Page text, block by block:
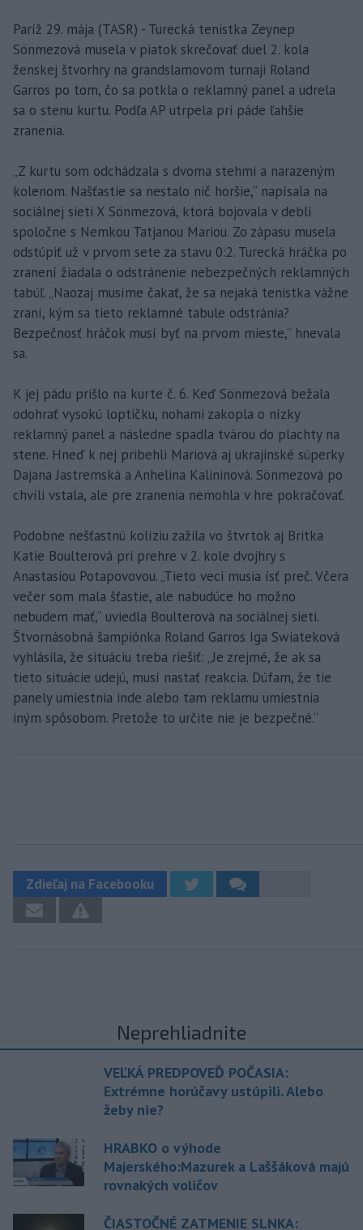
Paríž 29. mája (TASR) - Turecká tenistka Zeynep
Sönmezová musela v piatok skrečovať duel 2. kola
ženskej štvorhry na grandslamovom turnaji Roland
Garros po tom, čo sa potkla o reklamný panel a udrela
sa o stenu kurtu. Podľa AP utrpela pri páde ľahšie
zranenia.
„Z kurtu som odchádzala s dvoma stehmi a narazeným
kolenom. Našťastie sa nestalo nič horšie,“ napísala na
sociálnej sieti X Sönmezová, ktorá bojovala v debli
spoločne s Nemkou Tatjanou Mariou. Zo zápasu musela
odstúpiť už v prvom sete za stavu 0:2. Turecká hráčka po
zranení žiadala o odstránenie nebezpečných reklamných
tabúľ. „Naozaj musíme čakať, že sa nejaká tenistka vážne
zraní, kým sa tieto reklamné tabule odstránia?
Bezpečnosť hráčok musí byť na prvom mieste,“ hnevala
sa.
K jej pádu prišlo na kurte č. 6. Keď Sönmezová bežala
odohrať vysokú loptičku, nohami zakopla o nízky
reklamný panel a následne spadla tvárou do plachty na
stene. Hneď k nej pribehli Mariová aj ukrajinské súperky
Dajana Jastremská a Anhelina Kalininová. Sönmezová po
chvíli vstala, ale pre zranenia nemohla v hre pokračovať.
Podobne nešťastnú kolíziu zažila vo štvrtok aj Britka
Katie Boulterová pri prehre v 2. kole dvojhry s
Anastasiou Potapovovou. „Tieto veci musia ísť preč. Včera
večer som mala šťastie, ale nabudúce ho možno
nebudem mať,“ uviedla Boulterová na sociálnej sieti.
Štvornásobná šampiónka Roland Garros Iga Swiateková
vyhlásila, že situáciu treba riešiť: „Je zrejmé, že ak sa
tieto situácie udejú, musí nastať reakcia. Dúfam, že tie
panely umiestnia inde alebo tam reklamu umiestnia
iným spôsobom. Pretože to určite nie je bezpečné.“
Zdieľaj na Facebooku
Neprehliadnite
VEĽKÁ PREDPOVEĎ POČASIA:
Extrémne horúčavy ustúpili. Alebo
žeby nie?
HRABKO o výhode
Majerského:Mazurek a Laššáková majú
rovnakých voličov
ČIASTOČNÉ ZATMENIE SLNKA: